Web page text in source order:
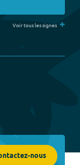
Voir tous les signes +
nous